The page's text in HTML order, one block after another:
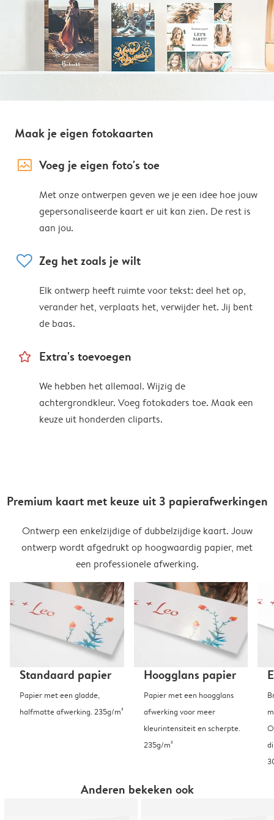
Maak je eigen fotokaarten
image_placeholder Voeg je eigen foto's toe
Met onze ontwerpen geven we je een idee hoe jouw
gepersonaliseerde kaart er uit kan zien. De rest is
aan jou.
heart Zeg het zoals je wilt
Elk ontwerp heeft ruimte voor tekst: deel het op,
verander het, verplaats het, verwijder het. Jij bent
de baas.
star_outline Extra's toevoegen
We hebben het allemaal. Wijzig de
achtergrondkleur. Voeg fotokaders toe. Maak een
keuze uit honderden cliparts.
Premium kaart met keuze uit 3 papierafwerkingen
Ontwerp een enkelzijdige of dubbelzijdige kaart. Jouw
ontwerp wordt afgedrukt op hoogwaardig papier, met
een professionele afwerking.
Standaard papier
Papier met een gladde,
halfmatte afwerking. 235g/m²
Hoogglans papier
Papier met een hoogglans
afwerking voor meer
kleurintensiteit en scherpte.
235g/m²
Anderen bekeken ook